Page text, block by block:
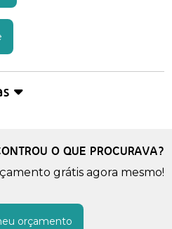
O QUE PROCURAVA?
grátis agora mesmo!
orçamento